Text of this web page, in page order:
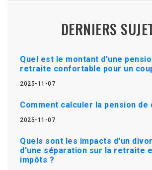
DERNIERS
Quel est le montant d'une
retraite confortable pour un
2025-11-07
Comment calculer la pension de
2025-11-07
Quels sont les impacts d'un
d'une séparation sur la retraite
impôts ?